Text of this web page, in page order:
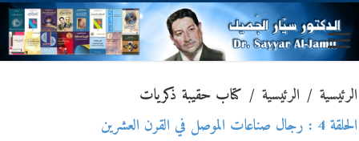
الرئيسية / الرئيسية / كتاب حقيبة ذكريات
الحلقة 4 : رجال صناعات الموصل في القرن العشرين